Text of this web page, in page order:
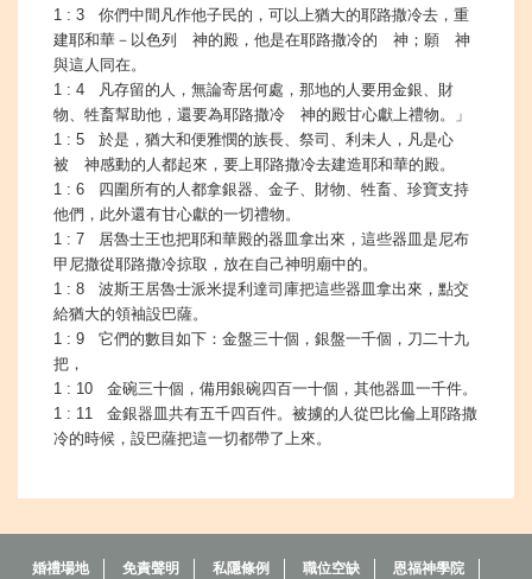
1 : 3 你們中間凡作他子民的，可以上猶大的耶路撒冷去，重
建耶和華－以色列 神的殿，他是在耶路撒冷的 神；願 神
與這人同在。
1 : 4 凡存留的人，無論寄居何處，那地的人要用金銀、財
物、牲畜幫助他，還要為耶路撒冷 神的殿甘心獻上禮物。」
1 : 5 於是，猶大和便雅憫的族長、祭司、利未人，凡是心
被 神感動的人都起來，要上耶路撒冷去建造耶和華的殿。
1 : 6 四圍所有的人都拿銀器、金子、財物、牲畜、珍寶支持
他們，此外還有甘心獻的一切禮物。
1 : 7 居魯士王也把耶和華殿的器皿拿出來，這些器皿是尼布
甲尼撒從耶路撒冷掠取，放在自己神明廟中的。
1 : 8 波斯王居魯士派米提利達司庫把這些器皿拿出來，點交
給猶大的領袖設巴薩。
1 : 9 它們的數目如下：金盤三十個，銀盤一千個，刀二十九
把，
1 : 10 金碗三十個，備用銀碗四百一十個，其他器皿一千件。
1 : 11 金銀器皿共有五千四百件。被擄的人從巴比倫上耶路撒
冷的時候，設巴薩把這一切都帶了上來。
婚禮場地 免責聲明 私隱條例 職位空缺 恩福神學院